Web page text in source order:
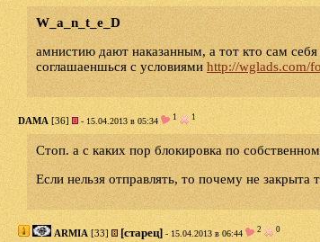
W_a_n_t_e_D
амнистию дают наказанным, а тот кто сам
соглашаеншься с условиями http://wglads.com/
DAMA [36] - 15.04.2013 в 05:34 1 1
Стоп. а с каких пор блокировка по
Если нельзя отправлять, то почему не
ARMIA [33] [старец] - 15.04.2013 в 06:44 2 0